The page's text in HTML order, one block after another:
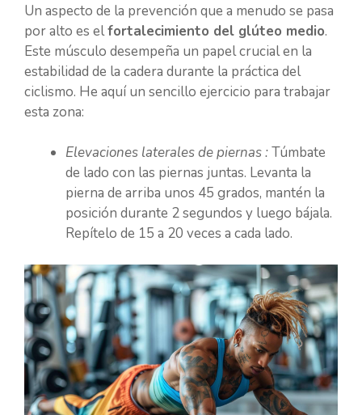
Un aspecto de la prevención que a menudo se pasa
por alto es elfortalecimiento del glúteo medio.
Este músculo desempeña un papel crucial en la
estabilidad de la cadera durante la práctica del
ciclismo. He aquí un sencillo ejercicio para trabajar
esta zona:
Elevaciones laterales de piernas :Túmbate
de lado con las piernas juntas. Levanta la
pierna de arriba unos 45 grados, mantén la
posición durante 2 segundos y luego bájala.
Repítelo de 15 a 20 veces a cada lado.